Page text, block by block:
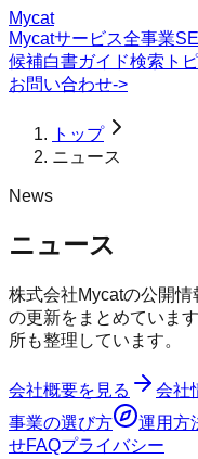
Mycat
Mycatサービス全事業
候補白書ガイド検索ト
お問い合わせ->
トップ
ニュース
News
ニュース
株式会社Mycatの公開
の更新をまとめていま
所も整理しています。
会社概要を見る 会社
事業の選び方
運用方
せFAQプライバシー